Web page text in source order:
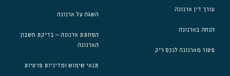
עורך דין ארנונה
הנחה בארנונה
פטור מארנונה לנכס ריק
השגה על ארנונה
הפחתת ארנונה – בדיקת חשבון
הארנונה
תנאי שימוש ומדיניות פרטיות